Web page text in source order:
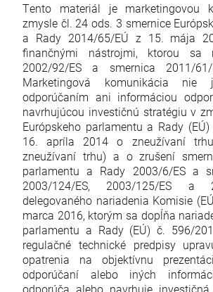
Tento materiál je marketingovou
zmysle čl. 24 ods. 3 smernice
a Rady 2014/65/EÚ z 15. mája
finančnými nástrojmi, ktorou sa
2002/92/ES a smernica 2011/
Marketingová komunikácia nie
odporúčaním ani informáciou
navrhujúcou investičnú stratégiu v
Európskeho parlamentu a Rady
16. apríla 2014 o zneužívaní
zneužívaní trhu) a o zrušení
parlamentu a Rady 2003/6/ES a
2003/124/ES, 2003/125/ES a
delegovaného nariadenia Komisie
marca 2016, ktorým sa dopĺňa
parlamentu a Rady (EÚ) č. 596/
regulačné technické predpisy
opatrenia na objektívnu
odporúčaní alebo iných
odporúča alebo navrhuje